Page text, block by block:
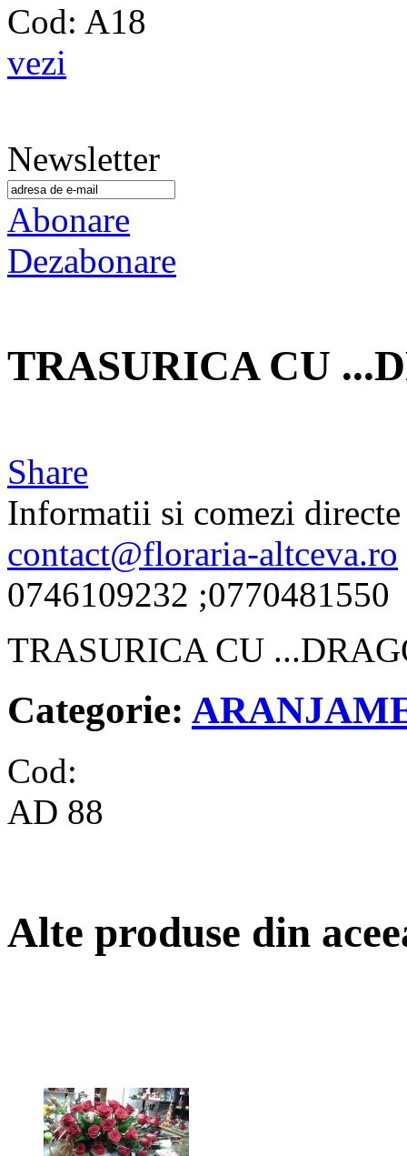
Cod: A18
vezi
Newsletter
Abonare
Dezabonare
TRASURICA CU
Share
Informatii si comezi
contact@floraria-altceva.ro
0746109232 ;0770481550
TRASURICA CU
Categorie:
Cod:
AD 88
Alte produse din